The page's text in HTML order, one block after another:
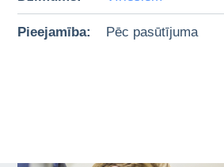
Pieejamība: Pēc pasūtījuma